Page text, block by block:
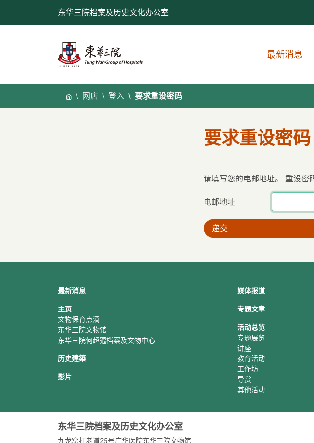
东华三院档案及历史文化办公室
最新消息
网店 登入 要求重设密码
要求重设密码
请填写您的电邮地址。 重设密
电邮地址
递交
最新消息
主页
文物保育点滴
东华三院文物馆
东华三院何超蕸档案及文物中心
历史建築
影片
媒体报道
专题文章
活动总览
专题展览
讲座
教育活动
工作坊
导赏
其他活动
东华三院档案及历史文化办公室
九龙窝打老道25号广华医院东华三院文物馆